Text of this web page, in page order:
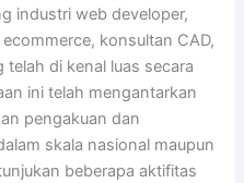
industri web developer,
konsultan CAD,
di kenal luas secara
ini telah mengantarkan
pengakuan dan
skala nasional maupun
beberapa aktifitas